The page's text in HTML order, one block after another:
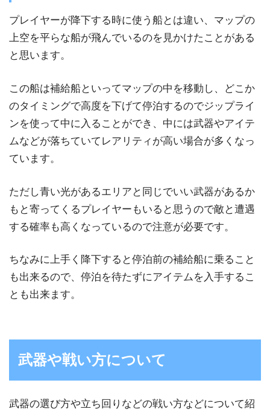
プレイヤーが降下する時に使う船とは違い、マップの
上空を平らな船が飛んでいるのを見かけたことがある
と思います。
この船は補給船といってマップの中を移動し、どこか
のタイミングで高度を下げて停泊するのでジップライ
ンを使って中に入ることができ、中には武器やアイテ
ムなどが落ちていてレアリティが高い場合が多くなっ
ています。
ただし青い光があるエリアと同じでいい武器があるか
もと寄ってくるプレイヤーもいると思うので敵と遭遇
する確率も高くなっているので注意が必要です。
ちなみに上手く降下すると停泊前の補給船に乗ること
も出来るので、停泊を待たずにアイテムを入手するこ
とも出来ます。
武器や戦い方について
武器の選び方や立ち回りなどの戦い方などについて紹